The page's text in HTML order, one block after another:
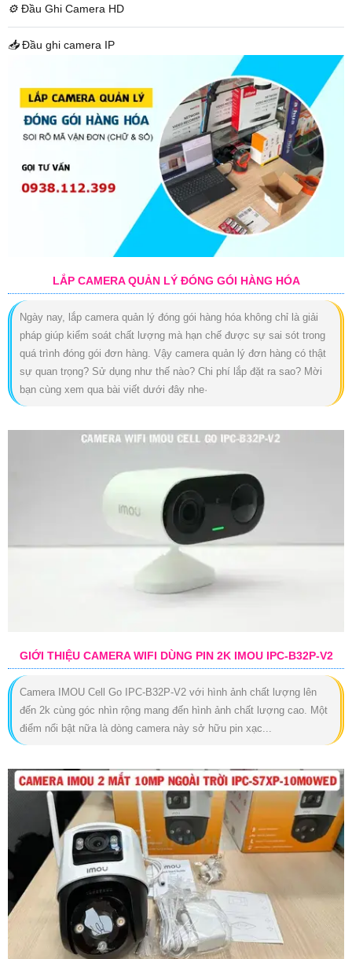
⚙️ Đầu Ghi Camera HD
📥Đầu ghi camera IP
LẮP CAMERA QUẢN LÝ ĐÓNG GÓI HÀNG HÓA
Ngày nay, lắp camera quản lý đóng gói hàng hóa không chỉ là giải
pháp giúp kiểm soát chất lượng mà hạn chế được sự sai sót trong
quá trình đóng gói đơn hàng. Vậy camera quản lý đơn hàng có thật
sự quan trọng? Sử dụng như thế nào? Chi phí lắp đặt ra sao? Mời
bạn cùng xem qua bài viết dưới đây nhe·
GIỚI THIỆU CAMERA WIFI DÙNG PIN 2K IMOU IPC-B32P-V2
Camera IMOU Cell Go IPC-B32P-V2 với hình ảnh chất lượng lên
đến 2k cùng góc nhìn rộng mang đến hình ảnh chất lượng cao. Một
điểm nổi bật nữa là dòng camera này sở hữu pin xạc...